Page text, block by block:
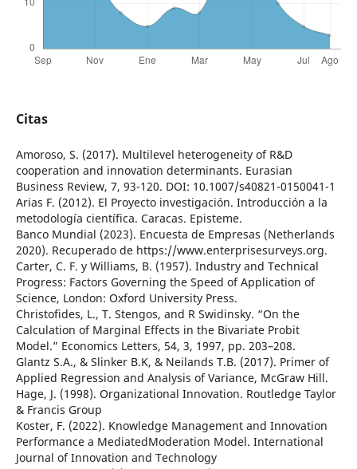
Citas
Amoroso, S. (2017). Multilevel heterogeneity of R&D
cooperation and innovation determinants. Eurasian
Business Review, 7, 93-120. DOI: 10.1007/s40821-0150041-1
Arias F. (2012). El Proyecto investigación. Introducción a la
metodología científica. Caracas. Episteme.
Banco Mundial (2023). Encuesta de Empresas (Netherlands
2020). Recuperado de https://www.enterprisesurveys.org.
Carter, C. F. y Williams, B. (1957). Industry and Technical
Progress: Factors Governing the Speed of Application of
Science, London: Oxford University Press.
Christofides, L., T. Stengos, and R Swidinsky. “On the
Calculation of Marginal Effects in the Bivariate Probit
Model.” Economics Letters, 54, 3, 1997, pp. 203–208.
Glantz S.A., & Slinker B.K, & Neilands T.B. (2017). Primer of
Applied Regression and Analysis of Variance, McGraw Hill.
Hage, J. (1998). Organizational Innovation. Routledge Taylor
& Francis Group
Koster, F. (2022). Knowledge Management and Innovation
Performance a MediatedModeration Model. International
Journal of Innovation and Technology